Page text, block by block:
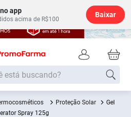
app
acima de R$100
Baixar
Proteção Solar
Gel
Spray 125g